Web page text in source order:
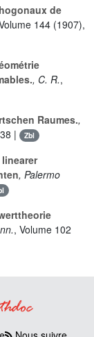
de
144 (1907),
, C. R.,
Raumes.,
| Zbl
, Palermo
, Volume 102